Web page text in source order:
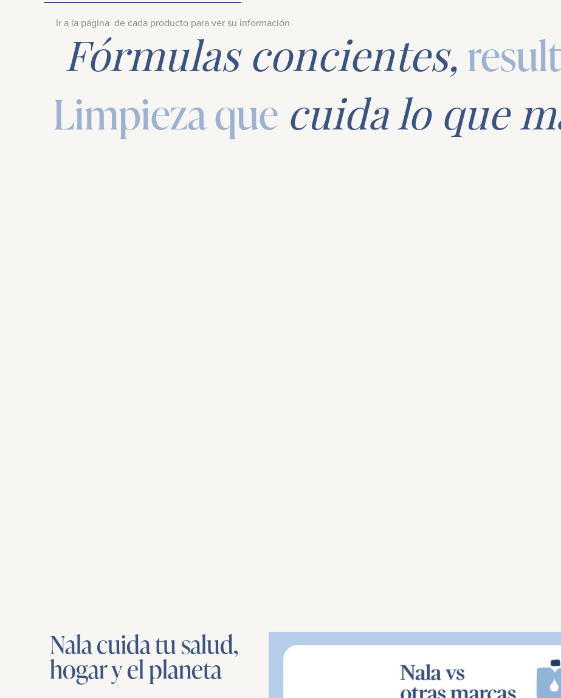
Ir a la página de cada producto para ver su información
Fórmulas concientes,
Limpieza que cuida lo que
Nala cuida tu salud,
hogar y el planeta